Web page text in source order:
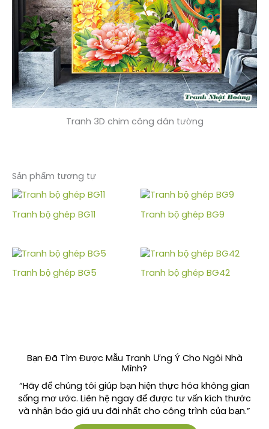
Tranh 3D chim công dán tường
Sản phẩm tương tự
Tranh bộ ghép BG11 Tranh bộ ghép BG9
Tranh bộ ghép BG5 Tranh bộ ghép BG42
Bạn Đã Tìm Được Mẫu Tranh Ưng Ý Cho Ngôi Nhà
Mình?
“Hãy để chúng tôi giúp bạn hiện thực hóa không gian
sống mơ ước. Liên hệ ngay để được tư vấn kích thước
và nhận báo giá ưu đãi nhất cho công trình của bạn.”